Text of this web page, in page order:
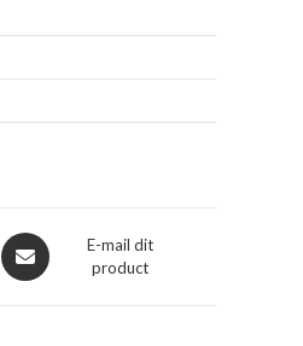
Opent
in
E-mail dit
product